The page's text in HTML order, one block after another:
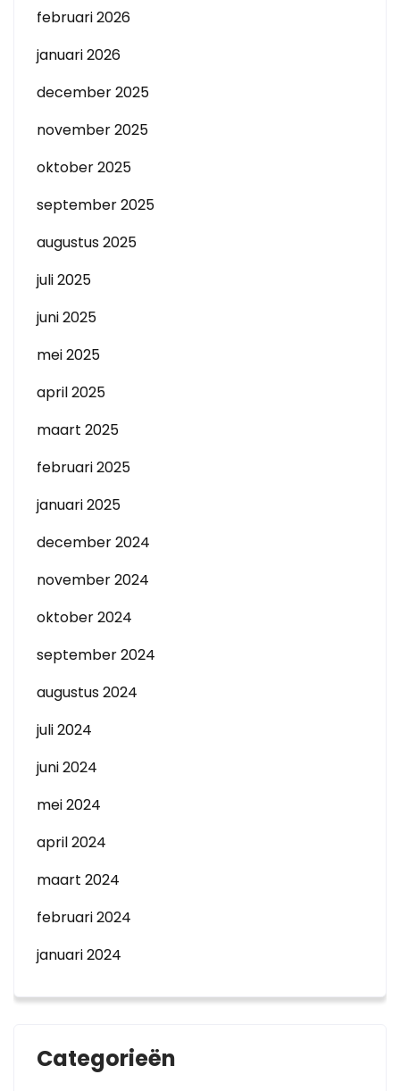
februari 2026
januari 2026
december 2025
november 2025
oktober 2025
september 2025
augustus 2025
juli 2025
juni 2025
mei 2025
april 2025
maart 2025
februari 2025
januari 2025
december 2024
november 2024
oktober 2024
september 2024
augustus 2024
juli 2024
juni 2024
mei 2024
april 2024
maart 2024
februari 2024
januari 2024
Categorieën